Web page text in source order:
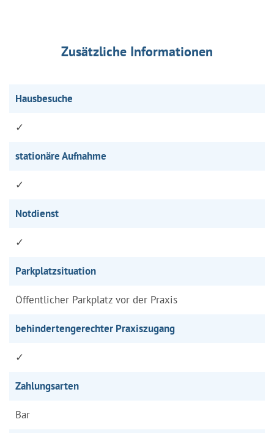
Zusätzliche Informationen
Hausbesuche
✓
stationäre Aufnahme
✓
Notdienst
✓
Parkplatzsituation
Öffentlicher Parkplatz vor der Praxis
behindertengerechter Praxiszugang
✓
Zahlungsarten
Bar